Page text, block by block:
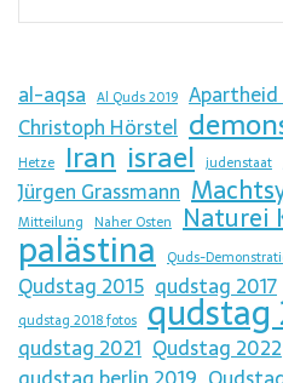
al-aqsa Al Quds 2019 Apartheid
Christoph Hörstel
Hetze Iran israel judenstaat
Jürgen Grassmann
Mitteilung Naher Osten Naturei
palästina Quds-
Qudstag 2015 qudstag 2017
qudstag 2018 fotos qudstag
qudstag 2021 Qudstag 2022